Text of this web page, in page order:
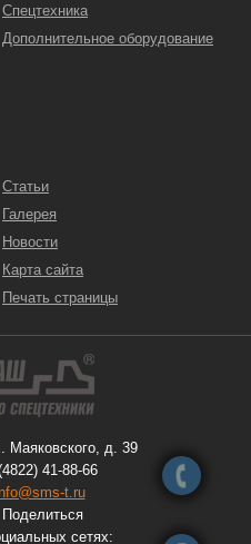
Спецтехника
Дополнительное оборудование
Статьи
Галерея
Новости
Карта сайта
Печать страницы
Маяковского, д. 39
41-88-66
t.ru
Поделиться
сетях: